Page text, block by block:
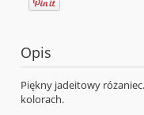
Opis
Piękny jadeitowy
kolorach.